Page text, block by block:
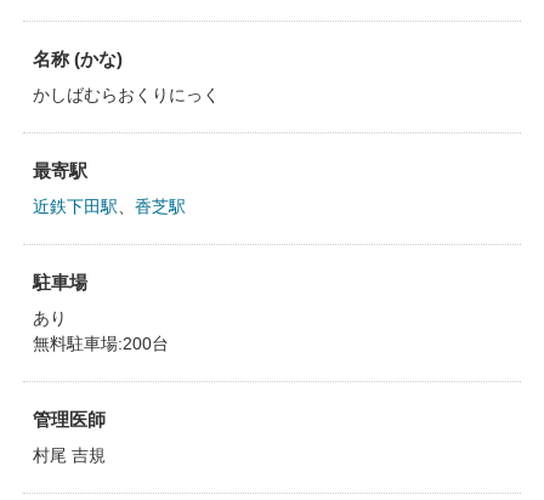
名称 (かな)
かしばむらおくりにっく
最寄駅
近鉄下田駅 香芝駅
駐車場
あり
無料駐車場:200台
管理医師
村尾 吉規